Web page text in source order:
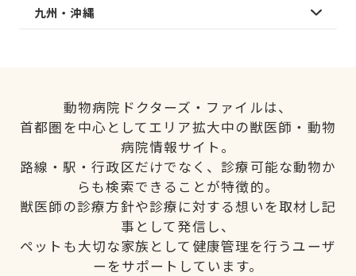
九州・沖縄
動物病院ドクターズ・ファイルは、
首都圏を中心としてエリア拡大中の獣医師・動物
病院情報サイト。
路線・駅・行政区だけでなく、診療可能な動物か
らも検索できることが特徴的。
獣医師の診療方針や診療に対する想いを取材し記
事として発信し、
ペットも大切な家族として健康管理を行うユーザ
ーをサポートしています。